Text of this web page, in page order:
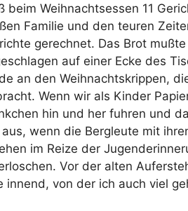
Weihnachtsessen 11
Familie und den teuren
gerechnet. Das Brot
auf einer Ecke des
an den Weihnachtskrippen,
Wenn wir als Kinder
hin und her fuhren und
wenn die Bergleute mit
im Reize der
Vor der alten
innend, von der ich auch viel